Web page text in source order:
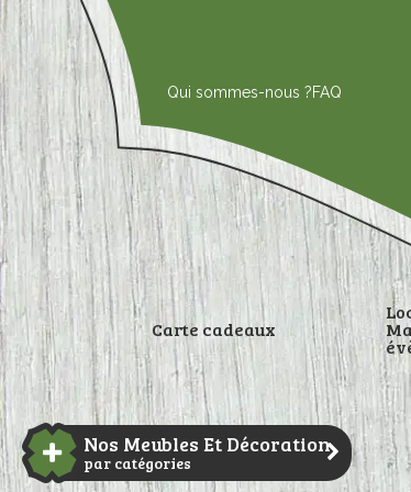
Aller
contenu
Qui sommes-nous ?FAQ
Carte cadeaux
Nos Meubles Et Décoration
par catégories